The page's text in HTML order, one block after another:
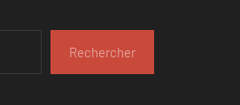
Rechercher